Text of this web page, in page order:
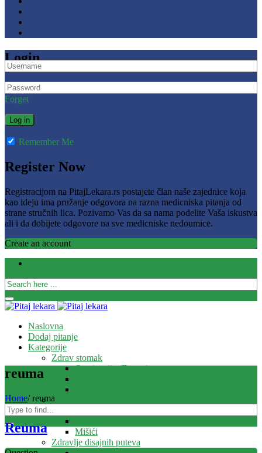
Login
Forget
Remember Me
Register Now
Registracijom na PitajLekara.rs postajete član naše zajednice koja
kao ideju ima pružanje odgovora na razna medicniska pitanja od
strane stručnih lica. Pozivamo Vas da sa nama podelite Vaša iskustva
ali i da dobijete odgovore na sve medicniske nedoumice.
Create an account
Naslovna
Dodaj pitanje
Kategorije
Zdrav stomak
Opstipacija (Zatvor)
Zdrave i jake kosti
Mišići
Zdravlje disajnih puteva
reuma
Home/ reuma
Reuma